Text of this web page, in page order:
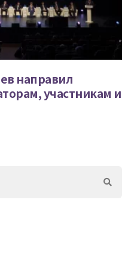
направил
участникам и